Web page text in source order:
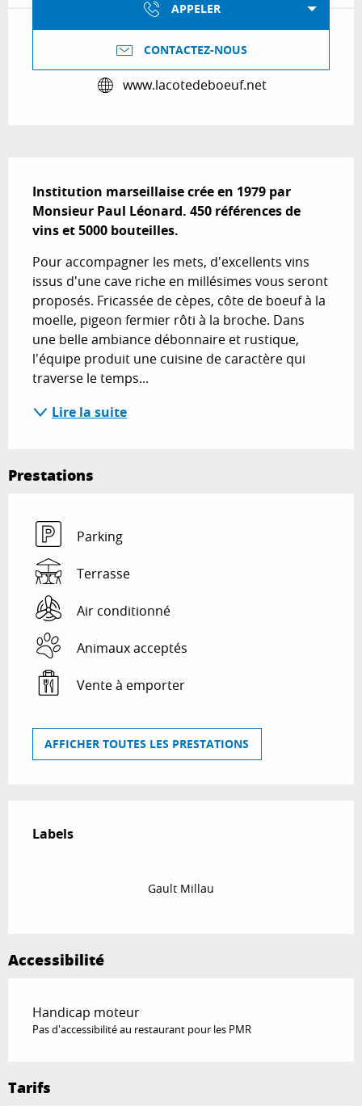
APPELER
CONTACTEZ-NOUS
www.lacotedeboeuf.net
Institution marseillaise crée en 1979 par
Monsieur Paul Léonard. 450 références de
vins et 5000 bouteilles.
Pour accompagner les mets, d'excellents vins
issus d'une cave riche en millésimes vous seront
proposés. Fricassée de cèpes, côte de boeuf à la
moelle, pigeon fermier rôti à la broche. Dans
une belle ambiance débonnaire et rustique,
l'équipe produit une cuisine de caractère qui
traverse le temps...
Lire la suite
Prestations
Parking
Terrasse
Air conditionné
Animaux acceptés
Vente à emporter
AFFICHER TOUTES LES PRESTATIONS
Labels
Labels
Gault Millau
Accessibilité
Handicap moteur
Pas d'accessibilité au restaurant pour les PMR
Tarifs